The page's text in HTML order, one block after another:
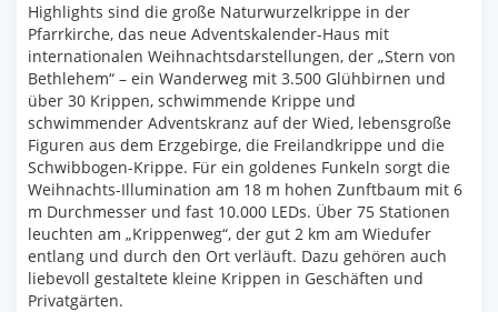
Highlights sind die große Naturwurzelkrippe in der
Pfarrkirche, das neue Adventskalender-Haus mit
internationalen Weihnachtsdarstellungen, der „Stern von
Bethlehem“ – ein Wanderweg mit 3.500 Glühbirnen und
über 30 Krippen, schwimmende Krippe und
schwimmender Adventskranz auf der Wied, lebensgroße
Figuren aus dem Erzgebirge, die Freilandkrippe und die
Schwibbogen-Krippe. Für ein goldenes Funkeln sorgt die
Weihnachts-Illumination am 18 m hohen Zunftbaum mit 6
m Durchmesser und fast 10.000 LEDs. Über 75 Stationen
leuchten am „Krippenweg“, der gut 2 km am Wiedufer
entlang und durch den Ort verläuft. Dazu gehören auch
liebevoll gestaltete kleine Krippen in Geschäften und
Privatgärten.